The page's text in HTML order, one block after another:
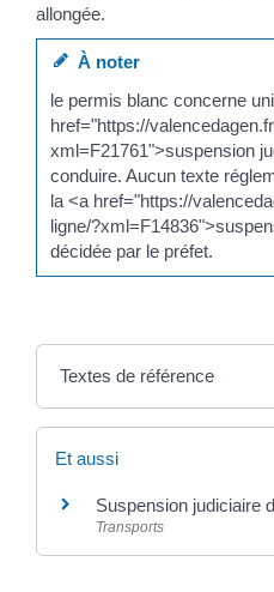
allongée.
À noter
le permis blanc concerne
href="https://
xml=F21761">suspension
conduire. Aucun texte
la <a href="https://
ligne/
décidée par le préfet.
Textes de référence
Et aussi
Suspension judiciaire
Transports